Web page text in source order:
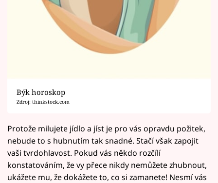
Býk horoskop
Zdroj: thinkstock.com
Protože milujete jídlo a jíst je pro vás opravdu požitek,
nebude to s hubnutím tak snadné. Stačí však zapojit
vaši tvrdohlavost. Pokud vás někdo rozčílí
konstatováním, že vy přece nikdy nemůžete zhubnout,
ukážete mu, že dokážete to, co si zamanete! Nesmí vás